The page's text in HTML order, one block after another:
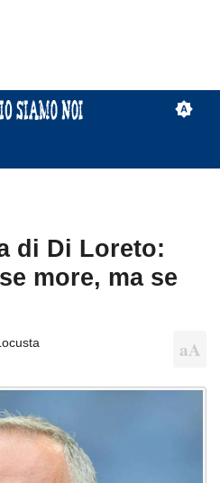
di Di Loreto:
more, ma se